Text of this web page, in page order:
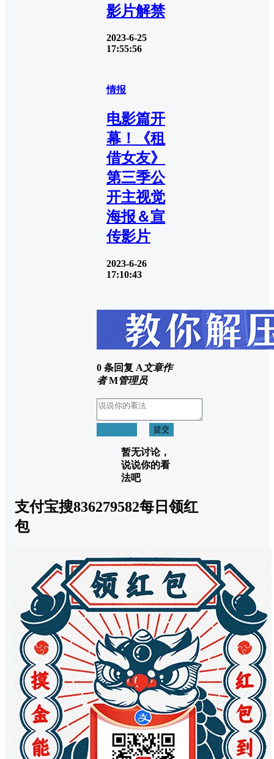
影片解禁
2023-6-25
17:55:56
情报
电影篇开
幕！《租
借女友》
第三季公
开主视觉
海报＆宣
传影片
2023-6-26
17:10:43
0 条回复 A文章作
者 M管理员
提交
暂无讨论，
说说你的看
法吧
支付宝搜836279582每日领红
包